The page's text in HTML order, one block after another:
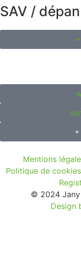
SAV /
Mentions
Politique de
© 2024 Jany
Design